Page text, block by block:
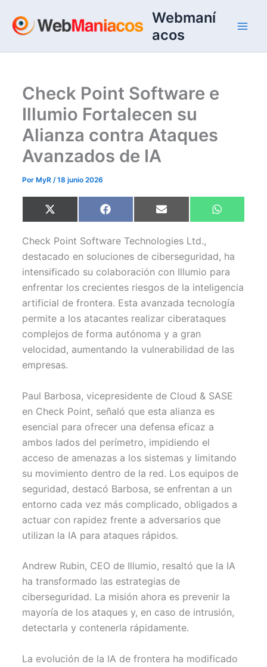
contenido
Webmaní
acos
Check Point Software e
Illumio Fortalecen su
Alianza contra Ataques
Avanzados de IA
Por MyR/18 junio 2026
Compartir
en
X
(
w
i
t
t
e
)
Compartir
en
F
a
e
b
o
o
k
Compartir
en
E
m
i
l
Compartir
en
W
h
A
p
p
Check Point Software Technologies Ltd.,
destacado en soluciones de ciberseguridad, ha
intensificado su colaboración con Illumio para
enfrentar los crecientes riesgos de la inteligencia
artificial de frontera. Esta avanzada tecnología
permite a los atacantes realizar ciberataques
complejos de forma autónoma y a gran
velocidad, aumentando la vulnerabilidad de las
empresas.
Paul Barbosa, vicepresidente de Cloud & SASE
en Check Point, señaló que esta alianza es
esencial para ofrecer una defensa eficaz a
ambos lados del perímetro, impidiendo el
acceso de amenazas a los sistemas y limitando
su movimiento dentro de la red. Los equipos de
seguridad, destacó Barbosa, se enfrentan a un
entorno cada vez más complicado, obligados a
actuar con rapidez frente a adversarios que
utilizan la IA para ataques rápidos.
Andrew Rubin, CEO de Illumio, resaltó que la IA
ha transformado las estrategias de
ciberseguridad. La misión ahora es prevenir la
mayoría de los ataques y, en caso de intrusión,
detectarla y contenerla rápidamente.
La evolución de la IA de frontera ha modificado